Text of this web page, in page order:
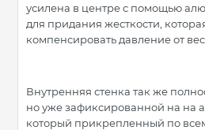
усилена в центре с помощью
для придания жесткости,
компенсировать давление от
Внутренняя стенка так же
но уже зафиксированной на на
который прикрепленный по